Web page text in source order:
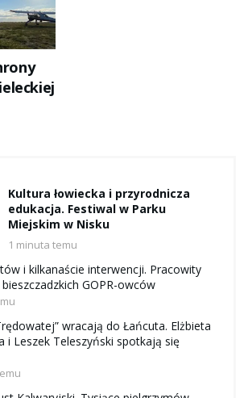
Kultura łowiecka i przyrodnicza
edukacja. Festiwal w Parku
Miejskim w Nisku
1 minuta temu
i kilkanaście interwencji. Pracowity
GOPR-owców
wracają do Łańcuta. Elżbieta
i Leszek Teleszyński spotkają się